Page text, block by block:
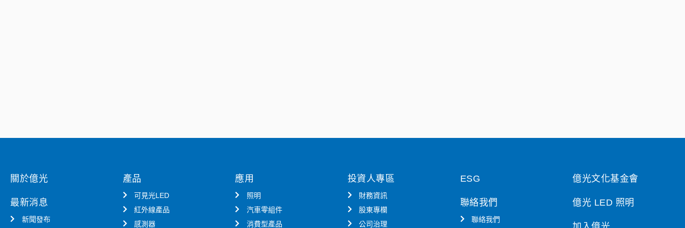
關於億光
最新消息
新聞發布
產品
可見光LED
紅外線產品
感測器
應用
照明
汽車零組件
消費型產品
投資人專區
財務資訊
股東專欄
公司治理
ESG
聯絡我們
聯絡我們
億光文化基金會
億光 LED 照明